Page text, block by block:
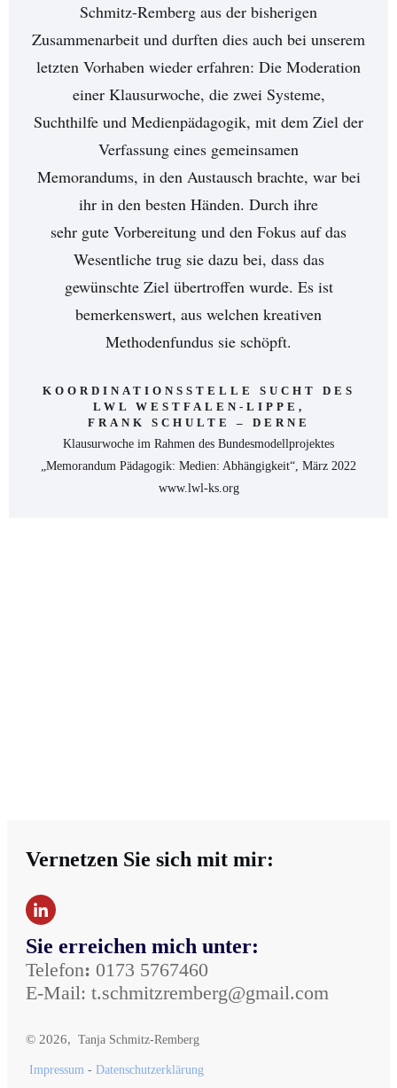
Schmitz-Remberg aus der bisherigen
Zusammenarbeit und durften dies auch bei unserem
letzten Vorhaben wieder erfahren: Die Moderation
einer Klausurwoche, die zwei Systeme,
Suchthilfe und Medienpädagogik, mit dem Ziel der
Verfassung eines gemeinsamen
Memorandums, in den Austausch brachte, war bei
ihr in den besten Händen. Durch ihre
sehr gute Vorbereitung und den Fokus auf das
Wesentliche trug sie dazu bei, dass das
gewünschte Ziel übertroffen wurde. Es ist
bemerkenswert, aus welchen kreativen
Methodenfundus sie schöpft.
KOORDINATIONSSTELLE SUCHT DES
LWL WESTFALEN-LIPPE,
FRANK SCHULTE – DERNE
Klausurwoche im Rahmen des Bundesmodellprojektes
„Memorandum Pädagogik: Medien: Abhängigkeit“, März 2022
www.lwl-ks.org
Vernetzen Sie sich mit mir:
Sie erreichen mich unter:
Telefon: 0173 5767460
E-Mail: t.schmitzremberg@gmail.com
© 2026, Tanja Schmitz-Remberg
Impressum - Datenschutzerklärung